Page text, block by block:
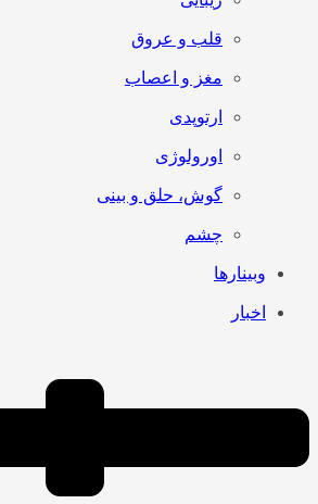
قلب و عروق
مغز و اعصاب
ارتوپدی
اورولوژی
گوش، حلق و بینی
چشم
وبینارها
اخبار